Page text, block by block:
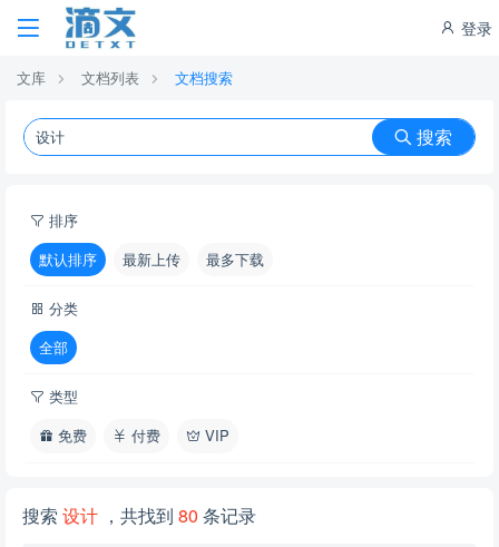
登录
文库 文档列表 文档搜索
搜索
排序
默认排序
最新上传 最多下载
分类
全部
类型
免费
付费 VIP
搜索 设计 ，共找到 80 条记录